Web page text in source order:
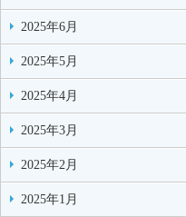
2025年6月
2025年5月
2025年4月
2025年3月
2025年2月
2025年1月